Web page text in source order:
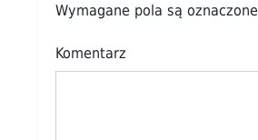
Wymagane pola są oznaczone
Komentarz